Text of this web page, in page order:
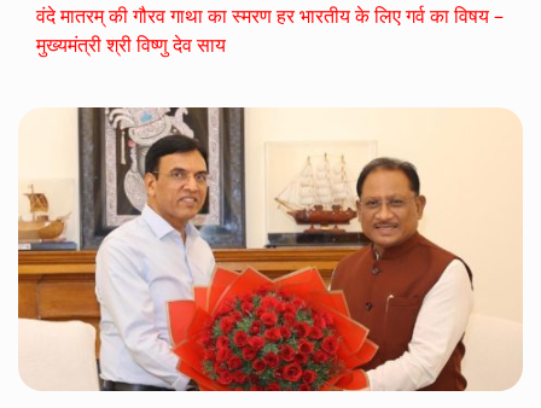
वंदे मातरम् की गौरव गाथा का स्मरण हर भारतीय के लिए गर्व का विषय –
मुख्यमंत्री श्री विष्णु देव साय